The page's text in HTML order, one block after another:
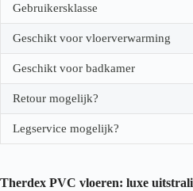
Gebruikersklasse
Geschikt voor vloerverwarming
Geschikt voor badkamer
Retour mogelijk?
Legservice mogelijk?
Therdex PVC vloeren: luxe